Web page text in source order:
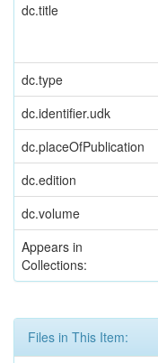
dc.title
dc.type
dc.identifier.udk
dc.placeOfPublication
dc.edition
dc.volume
Appears in
Collections:
Files in This Item: